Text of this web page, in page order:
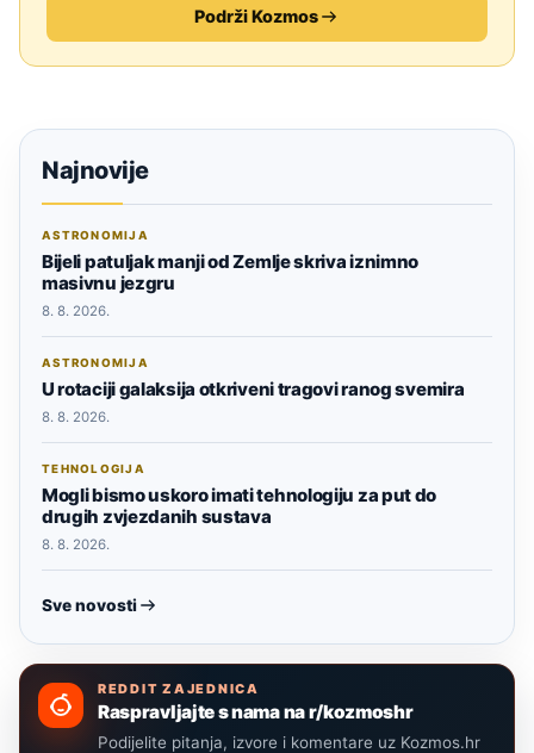
Podrži Kozmos
Najnovije
ASTRONOMIJA
Bijeli patuljak manji od Zemlje skriva iznimno
masivnu jezgru
8. 8. 2026.
ASTRONOMIJA
U rotaciji galaksija otkriveni tragovi ranog svemira
8. 8. 2026.
TEHNOLOGIJA
Mogli bismo uskoro imati tehnologiju za put do
drugih zvjezdanih sustava
8. 8. 2026.
Sve novosti
REDDIT ZAJEDNICA
Raspravljajte s nama na r/kozmoshr
Podijelite pitanja, izvore i komentare uz Kozmos.hr